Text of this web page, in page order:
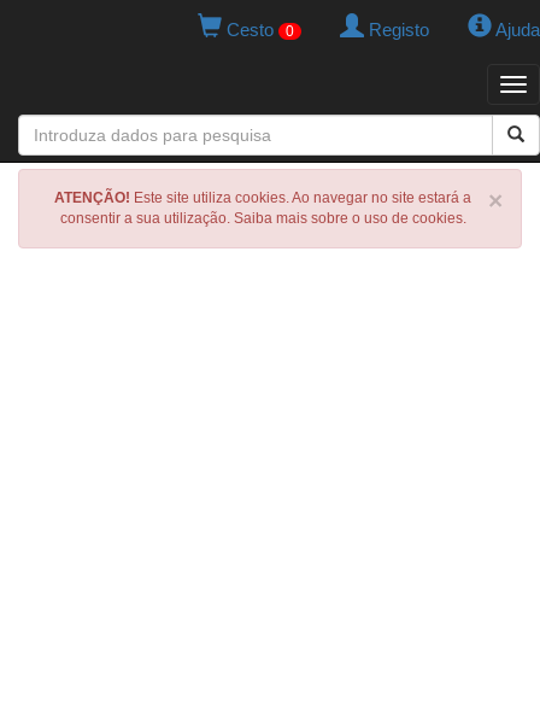
Cesto 0 Registo Ajuda
×
ATENÇÃO! Este site utiliza cookies. Ao navegar no site estará a
consentir a sua utilização. Saiba mais sobre o uso de cookies.